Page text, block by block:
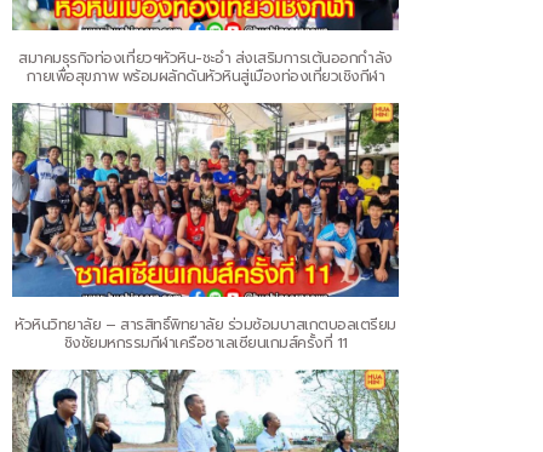
สมาคมธุรกิจท่องเที่ยวฯหัวหิน-ชะอำ ส่งเสริมการเต้นออกกำลัง
กายเพื่อสุขภาพ พร้อมผลักดันหัวหินสู่เมืองท่องเที่ยวเชิงกีฬา
หัวหินวิทยาลัย – สารสิทธิ์พิทยาลัย ร่วมซ้อมบาสเกตบอลเตรียม
ชิงชัยมหกรรมกีฬาเครือซาเลเซียนเกมส์ครั้งที่ 11